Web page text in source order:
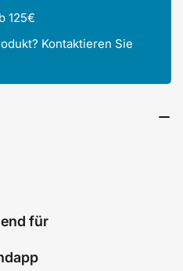
125€
Kontaktieren Sie
für